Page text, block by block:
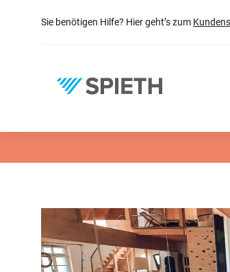
Zur Hauptnavigation springen
Sie benötigen Hilfe? Hier geht’s zum